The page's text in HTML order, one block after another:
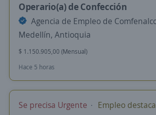
Operario(a) de Confección
Agencia de Empleo de
Medellín, Antioquia
$ 1.150.905,00 (Mensual)
Hace 5 horas
Se precisa Urgente Empleo